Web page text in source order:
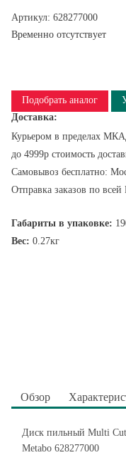
Артикул: 628277000
Временно отсутствует
Подобрать аналог
Доставка:
Курьером в пределах
до 4999р стоимость
Самовывоз бесплатно:
Отправка заказов по всей
Габариты в упаковке:
Вес: 0.27кг
Обзор
Диск пильный Multi
Metabo 628277000